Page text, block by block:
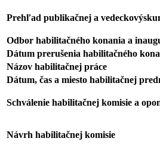
Prehľad publikačnej a
Odbor habilitačného konania a
Dátum prerušenia habilitačného
Názov habilitačnej práce
Dátum, čas a miesto habilitačnej
Schválenie habilitačnej komisie a
Návrh habilitačnej komisie